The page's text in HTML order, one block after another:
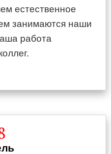
естественное
занимаются наши
работа